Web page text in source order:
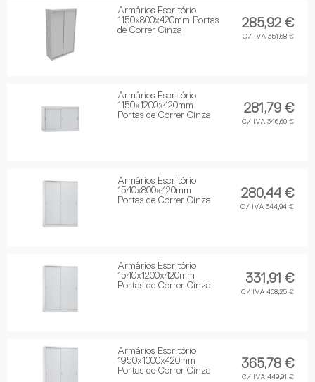
Armários Escritório
1150x800x420mm Portas
de Correr Cinza
285,92 €
C/ IVA 351,68 €
Armários Escritório
1150x1200x420mm
Portas de Correr Cinza
281,79 €
C/ IVA 346,60 €
Armários Escritório
1540x800x420mm
Portas de Correr Cinza
280,44 €
C/ IVA 344,94 €
Armários Escritório
1540x1200x420mm
Portas de Correr Cinza
331,91 €
C/ IVA 408,25 €
Armários Escritório
1950x1000x420mm
Portas de Correr Cinza
365,78 €
C/ IVA 449,91 €